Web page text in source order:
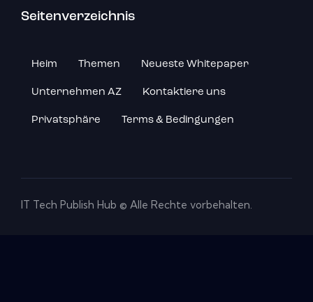
Seitenverzeichnis
Heim Themen Neueste Whitepaper
Unternehmen AZ Kontaktiere uns
Privatsphäre Terms & Bedingungen
IT Tech Publish Hub © Alle Rechte vorbehalten.